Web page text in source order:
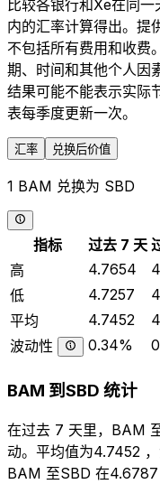
比较各银行和Xe在同
内的汇率计算得出。提
不包括所有费用和收费
期、时间和其他个人因
结果可能不能表示实际
表每季度更新一次。
汇率 兑换后价值
1 BAM 兑换为 SBD
指标 过去 7 天
高
4.7654
低
4.7257
平均
4.7452
波动性
0.34%
BAM 到SBD 统计
在过去 7 天里，BAM
动。平均值为4.7452
BAM 至SBD 在